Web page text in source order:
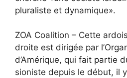
pluraliste et dynamique».
ZOA Coalition – Cette
droite est dirigée par
d’Amérique, qui fait partie
sioniste depuis le début, il